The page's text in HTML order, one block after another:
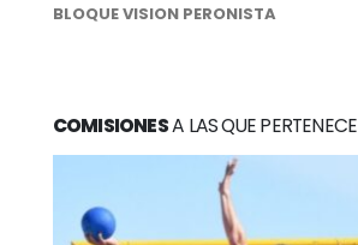
BLOQUE VISION PERONISTA
COMISIONESA LAS QUE PERTENECE